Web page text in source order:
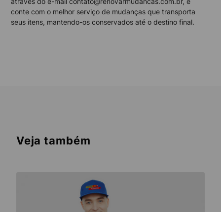
conte com o melhor serviço de mudanças que transporta
seus itens, mantendo-os conservados até o destino final.
Veja também